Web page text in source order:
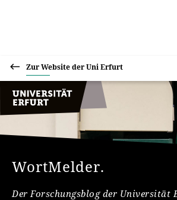
Zur Website der Uni Erfurt
WortMelder.
Der Forschungsblog der Universität